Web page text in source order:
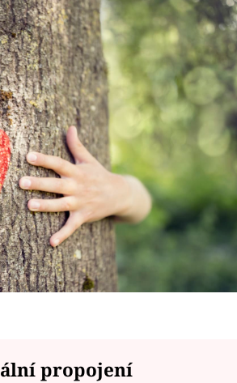
propojení